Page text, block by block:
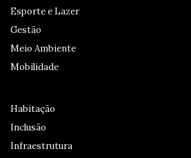
Esporte e Lazer
Gestão
Meio Ambiente
Mobilidade
Habitação
Inclusão
Infraestrutura